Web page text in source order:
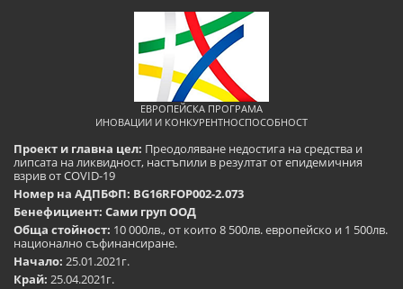
ЕВРОПЕЙСКА ПРОГРАМА
ИНОВАЦИИ И КОНКУРЕНТНОСПОСОБНОСТ
Проект и главна цел: Преодоляване недостига на средства и
липсата на ликвидност, настъпили в резултат от епидемичния
взрив от COVID-19
Номер на АДПБФП: BG16RFOP002-2.073
Бенефициент: Сами груп ООД
Обща стойност: 10 000лв., от които 8 500лв. европейско и 1 500лв.
национално съфинансиране.
Начало: 25.01.2021г.
Край: 25.04.2021г.